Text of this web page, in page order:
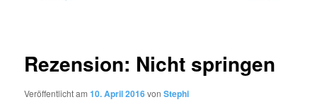
Rezension: Nicht springen
Veröffentlicht am10. April 2016vonStephi